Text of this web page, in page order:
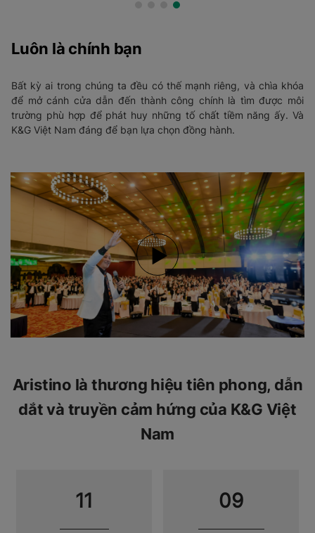
Luôn là chính bạn
Bất kỳ ai trong chúng ta đều có thế mạnh riêng, và chìa khóa
để mở cánh cửa dẫn đến thành công chính là tìm được môi
trường phù hợp để phát huy những tố chất tiềm năng ấy. Và
K&G Việt Nam đáng để bạn lựa chọn đồng hành.
Aristino là thương hiệu tiên phong, dẫn
dắt và truyền cảm hứng của K&G Việt
Nam
11 09